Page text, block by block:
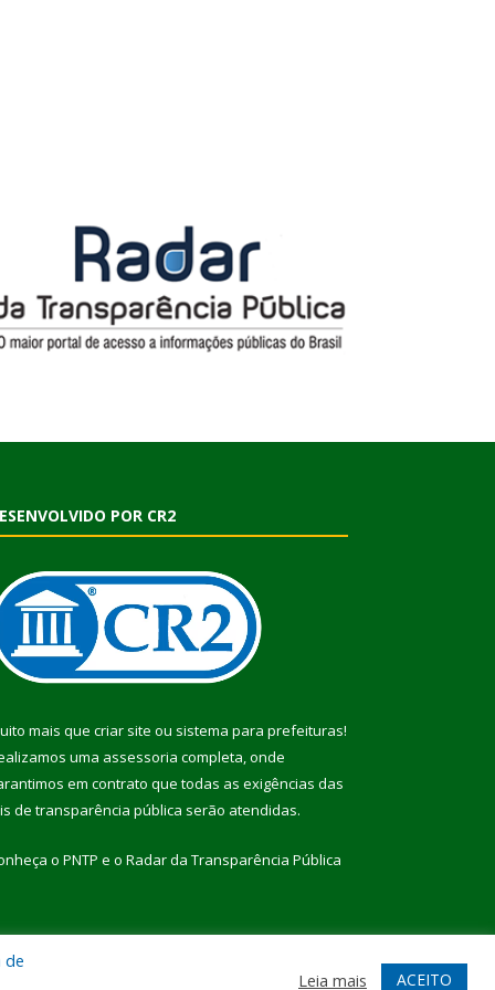
POR CR2
mais que criar site ou sistema para prefeituras!
uma assessoria completa, onde
em contrato que todas as exigências das
de transparência pública serão atendidas.
o PNTP e o Radar da Transparência Pública
Acessar Webmail
de
Leia mais ACEITO